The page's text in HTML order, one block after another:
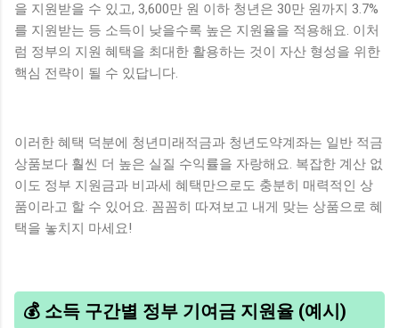
을 지원받을 수 있고, 3,600만 원 이하 청년은 30만 원까지 3.7%
를 지원받는 등 소득이 낮을수록 높은 지원율을 적용해요. 이처
럼 정부의 지원 혜택을 최대한 활용하는 것이 자산 형성을 위한
핵심 전략이 될 수 있답니다.
이러한 혜택 덕분에 청년미래적금과 청년도약계좌는 일반 적금
상품보다 훨씬 더 높은 실질 수익률을 자랑해요. 복잡한 계산 없
이도 정부 지원금과 비과세 혜택만으로도 충분히 매력적인 상
품이라고 할 수 있어요. 꼼꼼히 따져보고 내게 맞는 상품으로 혜
택을 놓치지 마세요!
💰 소득 구간별 정부 기여금 지원율 (예시)